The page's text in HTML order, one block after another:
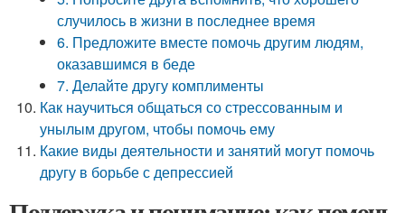
случилось в жизни в последнее время
6. Предложите вместе помочь другим людям,
оказавшимся в беде
7. Делайте другу комплименты
Как научиться общаться со стрессованным и
унылым другом, чтобы помочь ему
Какие виды деятельности и занятий могут помочь
другу в борьбе с депрессией